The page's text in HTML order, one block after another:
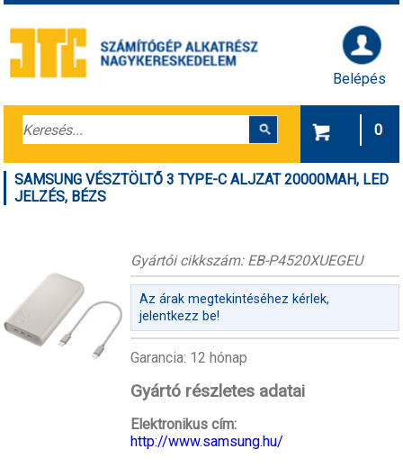
Belépés
0
SAMSUNG VÉSZTÖLTŐ 3 TYPE-C ALJZAT 20000MAH, LED
JELZÉS, BÉZS
Gyártói cikkszám: EB-P4520XUEGEU
Az árak megtekintéséhez kérlek,
jelentkezz be!
Garancia: 12 hónap
Gyártó részletes adatai
Elektronikus cím:
http://www.samsung.hu/